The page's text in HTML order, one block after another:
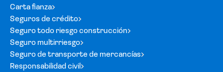
Carta fianza
Seguros de crédito
Seguro todo riesgo construcción
Seguro multirriesgo
Seguro de transporte de mercancías
Responsabilidad civil